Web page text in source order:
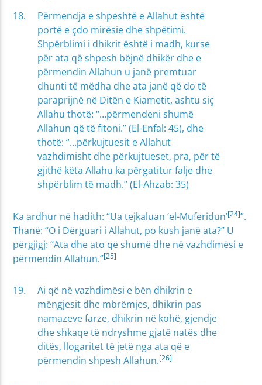
Përmendja e shpeshtë e Allahut është
portë e çdo mirësie dhe shpëtimi.
Shpërblimi i dhikrit është i madh, kurse
për ata që shpesh bëjnë dhikër dhe e
përmendin Allahun u janë premtuar
dhunti të mëdha dhe ata janë që do të
paraprijnë në Ditën e Kiametit, ashtu siç
Allahu thotë: “…përmendeni shumë
Allahun që të fitoni.” (El-Enfal: 45), dhe
thotë: “…përkujtuesit e Allahut
vazhdimisht dhe përkujtueset, pra, për të
gjithë këta Allahu ka përgatitur falje dhe
shpërblim të madh.” (El-Ahzab: 35)
Ka ardhur në hadith: “Ua tejkaluan ‘el-Muferidun’[24]”.
Thanë: “O i Dërguari i Allahut, po kush janë ata?” U
përgjigj: “Ata dhe ato që shumë dhe në vazhdimësi e
përmendin Allahun.”[25]
Ai që në vazhdimësi e bën dhikrin e
mëngjesit dhe mbrëmjes, dhikrin pas
namazeve farze, dhikrin në kohë, gjendje
dhe shkaqe të ndryshme gjatë natës dhe
ditës, llogaritet të jetë nga ata që e
përmendin shpesh Allahun.[26]